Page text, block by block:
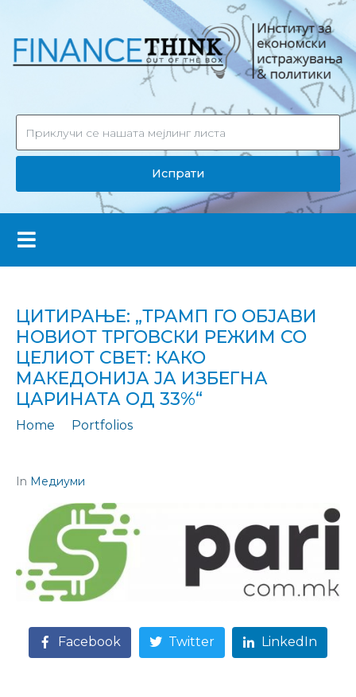
Испрати
ЦИТИРАЊЕ: „ТРАМП ГО ОБЈАВИ
НОВИОТ ТРГОВСКИ РЕЖИМ СО
ЦЕЛИОТ СВЕТ: КАКО
МАКЕДОНИЈА ЈА ИЗБЕГНА
ЦАРИНАТА ОД 33%“
Home
Portfolios
In Медиуми
Facebook Twitter LinkedIn